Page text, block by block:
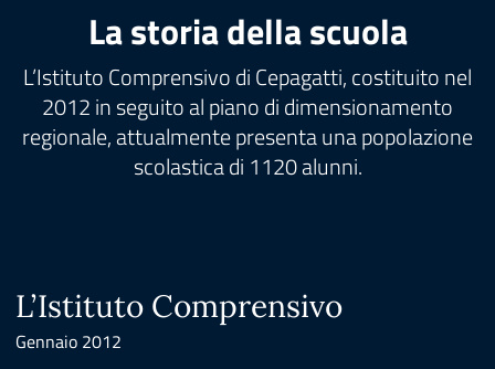
La storia della scuola
L’Istituto Comprensivo di Cepagatti, costituito nel
2012 in seguito al piano di dimensionamento
regionale, attualmente presenta una popolazione
scolastica di 1120 alunni.
L’Istituto Comprensivo
Gennaio 2012